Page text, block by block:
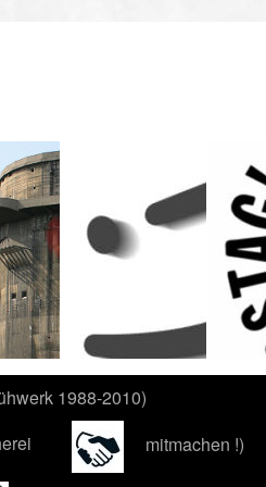
1988-2010)
mitmachen !)